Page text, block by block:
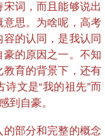
词，而且能够说出
思。为啥呢，高考
的认同，是我认同
的原因之一。不知
育的背景下，还有
文是“我的祖先”而
到自豪。
部分和完整的概念